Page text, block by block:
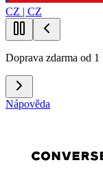
CZ | CZ
Doprava zdarma od
Nápověda